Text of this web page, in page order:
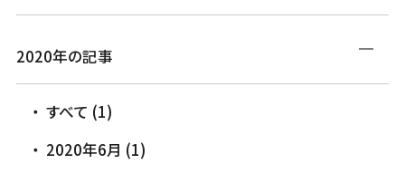
2020年の記事
すべて (1)
2020年6月 (1)